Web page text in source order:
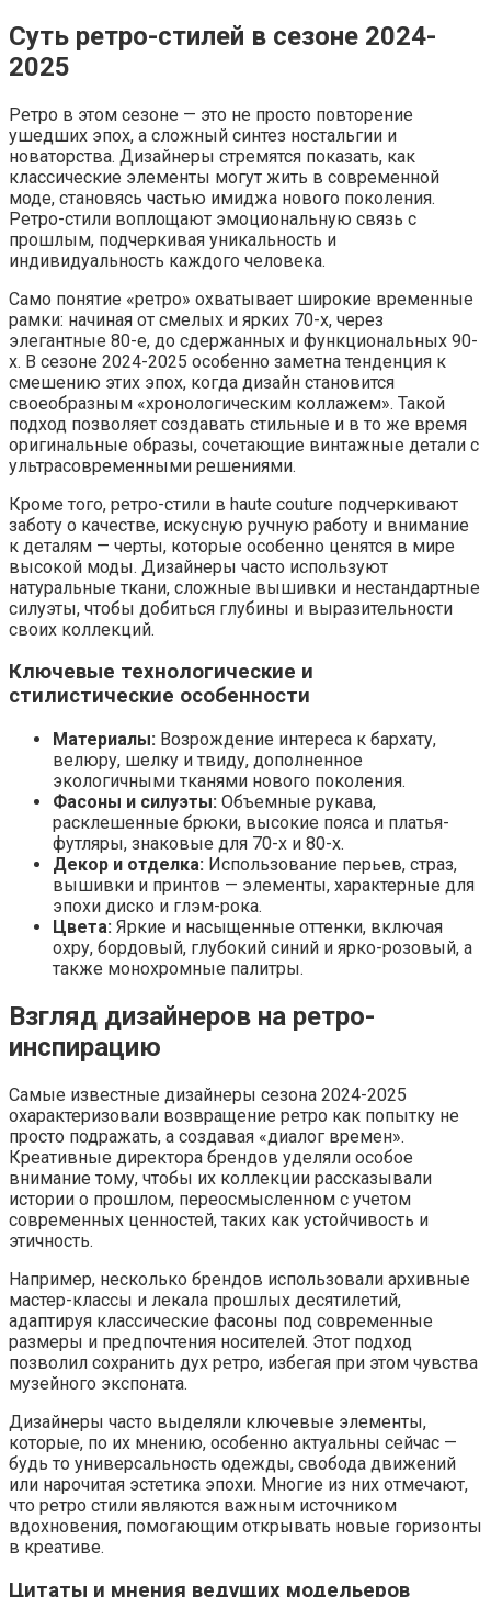
Суть ретро-стилей в сезоне 2024-
2025
Ретро в этом сезоне — это не просто повторение
ушедших эпох, а сложный синтез ностальгии и
новаторства. Дизайнеры стремятся показать, как
классические элементы могут жить в современной
моде, становясь частью имиджа нового поколения.
Ретро-стили воплощают эмоциональную связь с
прошлым, подчеркивая уникальность и
индивидуальность каждого человека.
Само понятие «ретро» охватывает широкие временные
рамки: начиная от смелых и ярких 70-х, через
элегантные 80-е, до сдержанных и функциональных 90-
х. В сезоне 2024-2025 особенно заметна тенденция к
смешению этих эпох, когда дизайн становится
своеобразным «хронологическим коллажем». Такой
подход позволяет создавать стильные и в то же время
оригинальные образы, сочетающие винтажные детали с
ультрасовременными решениями.
Кроме того, ретро-стили в haute couture подчеркивают
заботу о качестве, искусную ручную работу и внимание
к деталям — черты, которые особенно ценятся в мире
высокой моды. Дизайнеры часто используют
натуральные ткани, сложные вышивки и нестандартные
силуэты, чтобы добиться глубины и выразительности
своих коллекций.
Ключевые технологические и
стилистические особенности
Материалы: Возрождение интереса к бархату,
велюру, шелку и твиду, дополненное
экологичными тканями нового поколения.
Фасоны и силуэты: Объемные рукава,
расклешенные брюки, высокие пояса и платья-
футляры, знаковые для 70-х и 80-х.
Декор и отделка: Использование перьев, страз,
вышивки и принтов — элементы, характерные для
эпохи диско и глэм-рока.
Цвета: Яркие и насыщенные оттенки, включая
охру, бордовый, глубокий синий и ярко-розовый, а
также монохромные палитры.
Взгляд дизайнеров на ретро-
инспирацию
Самые известные дизайнеры сезона 2024-2025
охарактеризовали возвращение ретро как попытку не
просто подражать, а создавая «диалог времен».
Креативные директора брендов уделяли особое
внимание тому, чтобы их коллекции рассказывали
истории о прошлом, переосмысленном с учетом
современных ценностей, таких как устойчивость и
этичность.
Например, несколько брендов использовали архивные
мастер-классы и лекала прошлых десятилетий,
адаптируя классические фасоны под современные
размеры и предпочтения носителей. Этот подход
позволил сохранить дух ретро, избегая при этом чувства
музейного экспоната.
Дизайнеры часто выделяли ключевые элементы,
которые, по их мнению, особенно актуальны сейчас —
будь то универсальность одежды, свобода движений
или нарочитая эстетика эпохи. Многие из них отмечают,
что ретро стили являются важным источником
вдохновения, помогающим открывать новые горизонты
в креативе.
Цитаты и мнения ведущих модельеров